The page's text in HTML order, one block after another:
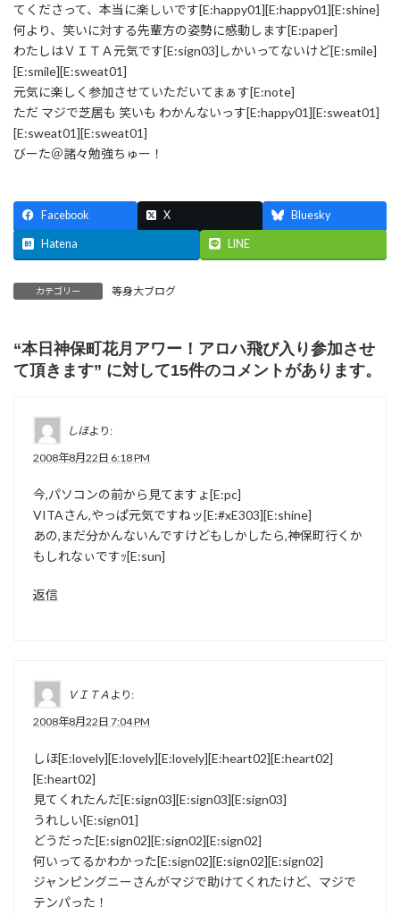
てくださって、本当に楽しいです[E:happy01][E:happy01][E:shine]
何より、笑いに対する先輩方の姿勢に感動します[E:paper]
わたしはＶＩＴＡ元気です[E:sign03]しかいってないけど[E:smile]
[E:smile][E:sweat01]
元気に楽しく参加させていただいてまぁす[E:note]
ただ マジで芝居も 笑いも わかんないっす[E:happy01][E:sweat01]
[E:sweat01][E:sweat01]
びーた＠諸々勉強ちゅー！
Facebook X Bluesky
Hatena LINE
カテゴリー 等身大ブログ
“本日神保町花月アワー！アロハ飛び入り参加させ
て頂きます” に対して15件のコメントがあります。
しほより:
2008年8月22日 6:18 PM
今,パソコンの前から見てますょ[E:pc]
VITAさん,やっぱ元気ですねッ[E:#xE303][E:shine]
あの,まだ分かんないんですけどもしかしたら,神保町行くか
もしれなぃですｯ[E:sun]
返信
ＶＩＴＡ より:
2008年8月22日 7:04 PM
しほ[E:lovely][E:lovely][E:lovely][E:heart02][E:heart02]
[E:heart02]
見てくれたんだ[E:sign03][E:sign03][E:sign03]
うれしい[E:sign01]
どうだった[E:sign02][E:sign02][E:sign02]
何いってるかわかった[E:sign02][E:sign02][E:sign02]
ジャンピングニーさんがマジで助けてくれたけど、マジで
テンパった！